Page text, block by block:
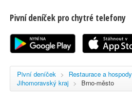
Registrace
Pivní deníček pro chytré telefony
Pivní deníček > Restaurace a hospody
Jihomoravský kraj > Brno-město